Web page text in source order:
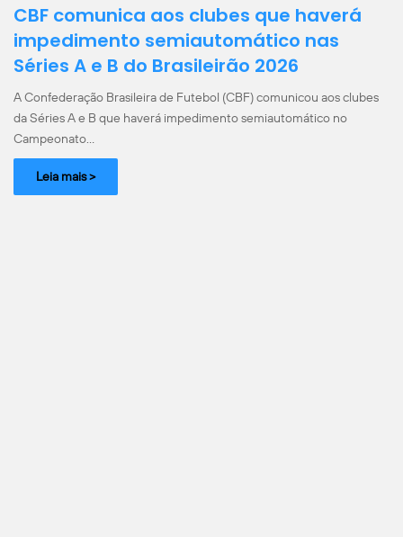
CBF comunica aos clubes que haverá
impedimento semiautomático nas
Séries A e B do Brasileirão 2026
A Confederação Brasileira de Futebol (CBF) comunicou aos clubes
da Séries A e B que haverá impedimento semiautomático no
Campeonato…
Leia mais >